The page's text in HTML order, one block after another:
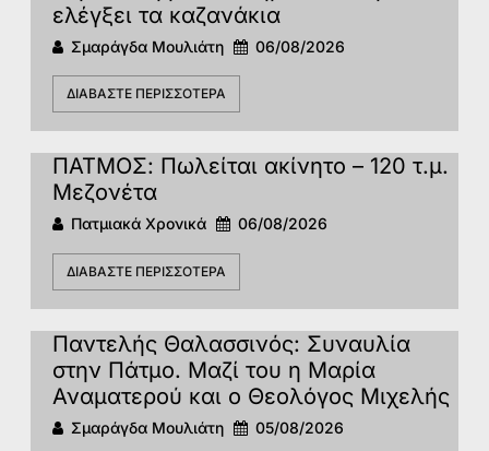
ελέγξει τα καζανάκια
Σμαράγδα Μουλιάτη 06/08/2026
ΔΙΑΒΆΣΤΕ ΠΕΡΙΣΣΌΤΕΡΑ
ΠΑΤΜΟΣ: Πωλείται ακίνητο – 120 τ.μ.
Μεζονέτα
Πατμιακά Χρονικά 06/08/2026
ΔΙΑΒΆΣΤΕ ΠΕΡΙΣΣΌΤΕΡΑ
Παντελής Θαλασσινός: Συναυλία
στην Πάτμο. Μαζί του η Μαρία
Αναματερού και ο Θεολόγος Μιχελής
Σμαράγδα Μουλιάτη 05/08/2026